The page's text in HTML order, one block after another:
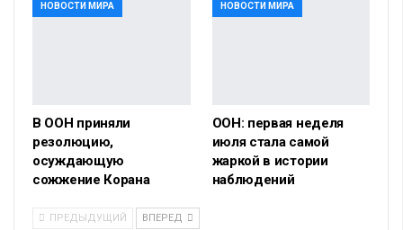
НОВОСТИ МИРА
В ООН приняли
резолюцию,
осуждающую
сожжение Корана
НОВОСТИ МИРА
ООН: первая неделя
июля стала самой
жаркой в истории
наблюдений
ПРЕДЫДУЩИЙ ВПЕРЕД